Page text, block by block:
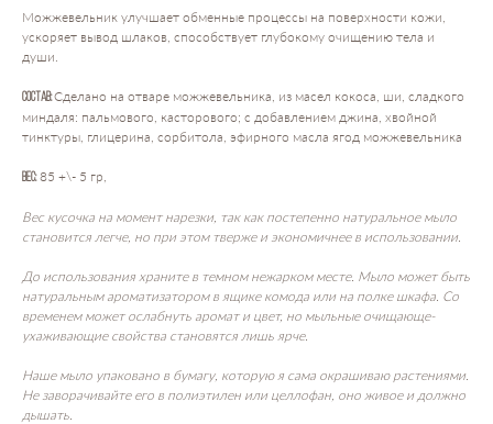
Можжевельник улучшает обменные процессы на поверхности кожи,
ускоряет вывод шлаков, способствует глубокому очищению тела и
души.
Состав:Сделано на отваре можжевельника, из масел кокоса, ши, сладкого
миндаля: пальмового, касторового; с добавлением джина, хвойной
тинктуры, глицерина, сорбитола, эфирного масла ягод можжевельника
Вес:85 +\- 5 гр,
Вес кусочка на момент нарезки, так как постепенно натуральное мыло
становится легче, но при этом тверже и экономичнее в использовании.
До использования храните в темном нежарком месте. Мыло может быть
натуральным ароматизатором в ящике комода или на полке шкафа. Со
временем может ослабнуть аромат и цвет, но мыльные очищающе-
ухаживающие свойства становятся лишь ярче.
Наше мыло упаковано в бумагу, которую я сама окрашиваю растениями.
Не заворачивайте его в полиэтилен или целлофан, оно живое и должно
дышать.